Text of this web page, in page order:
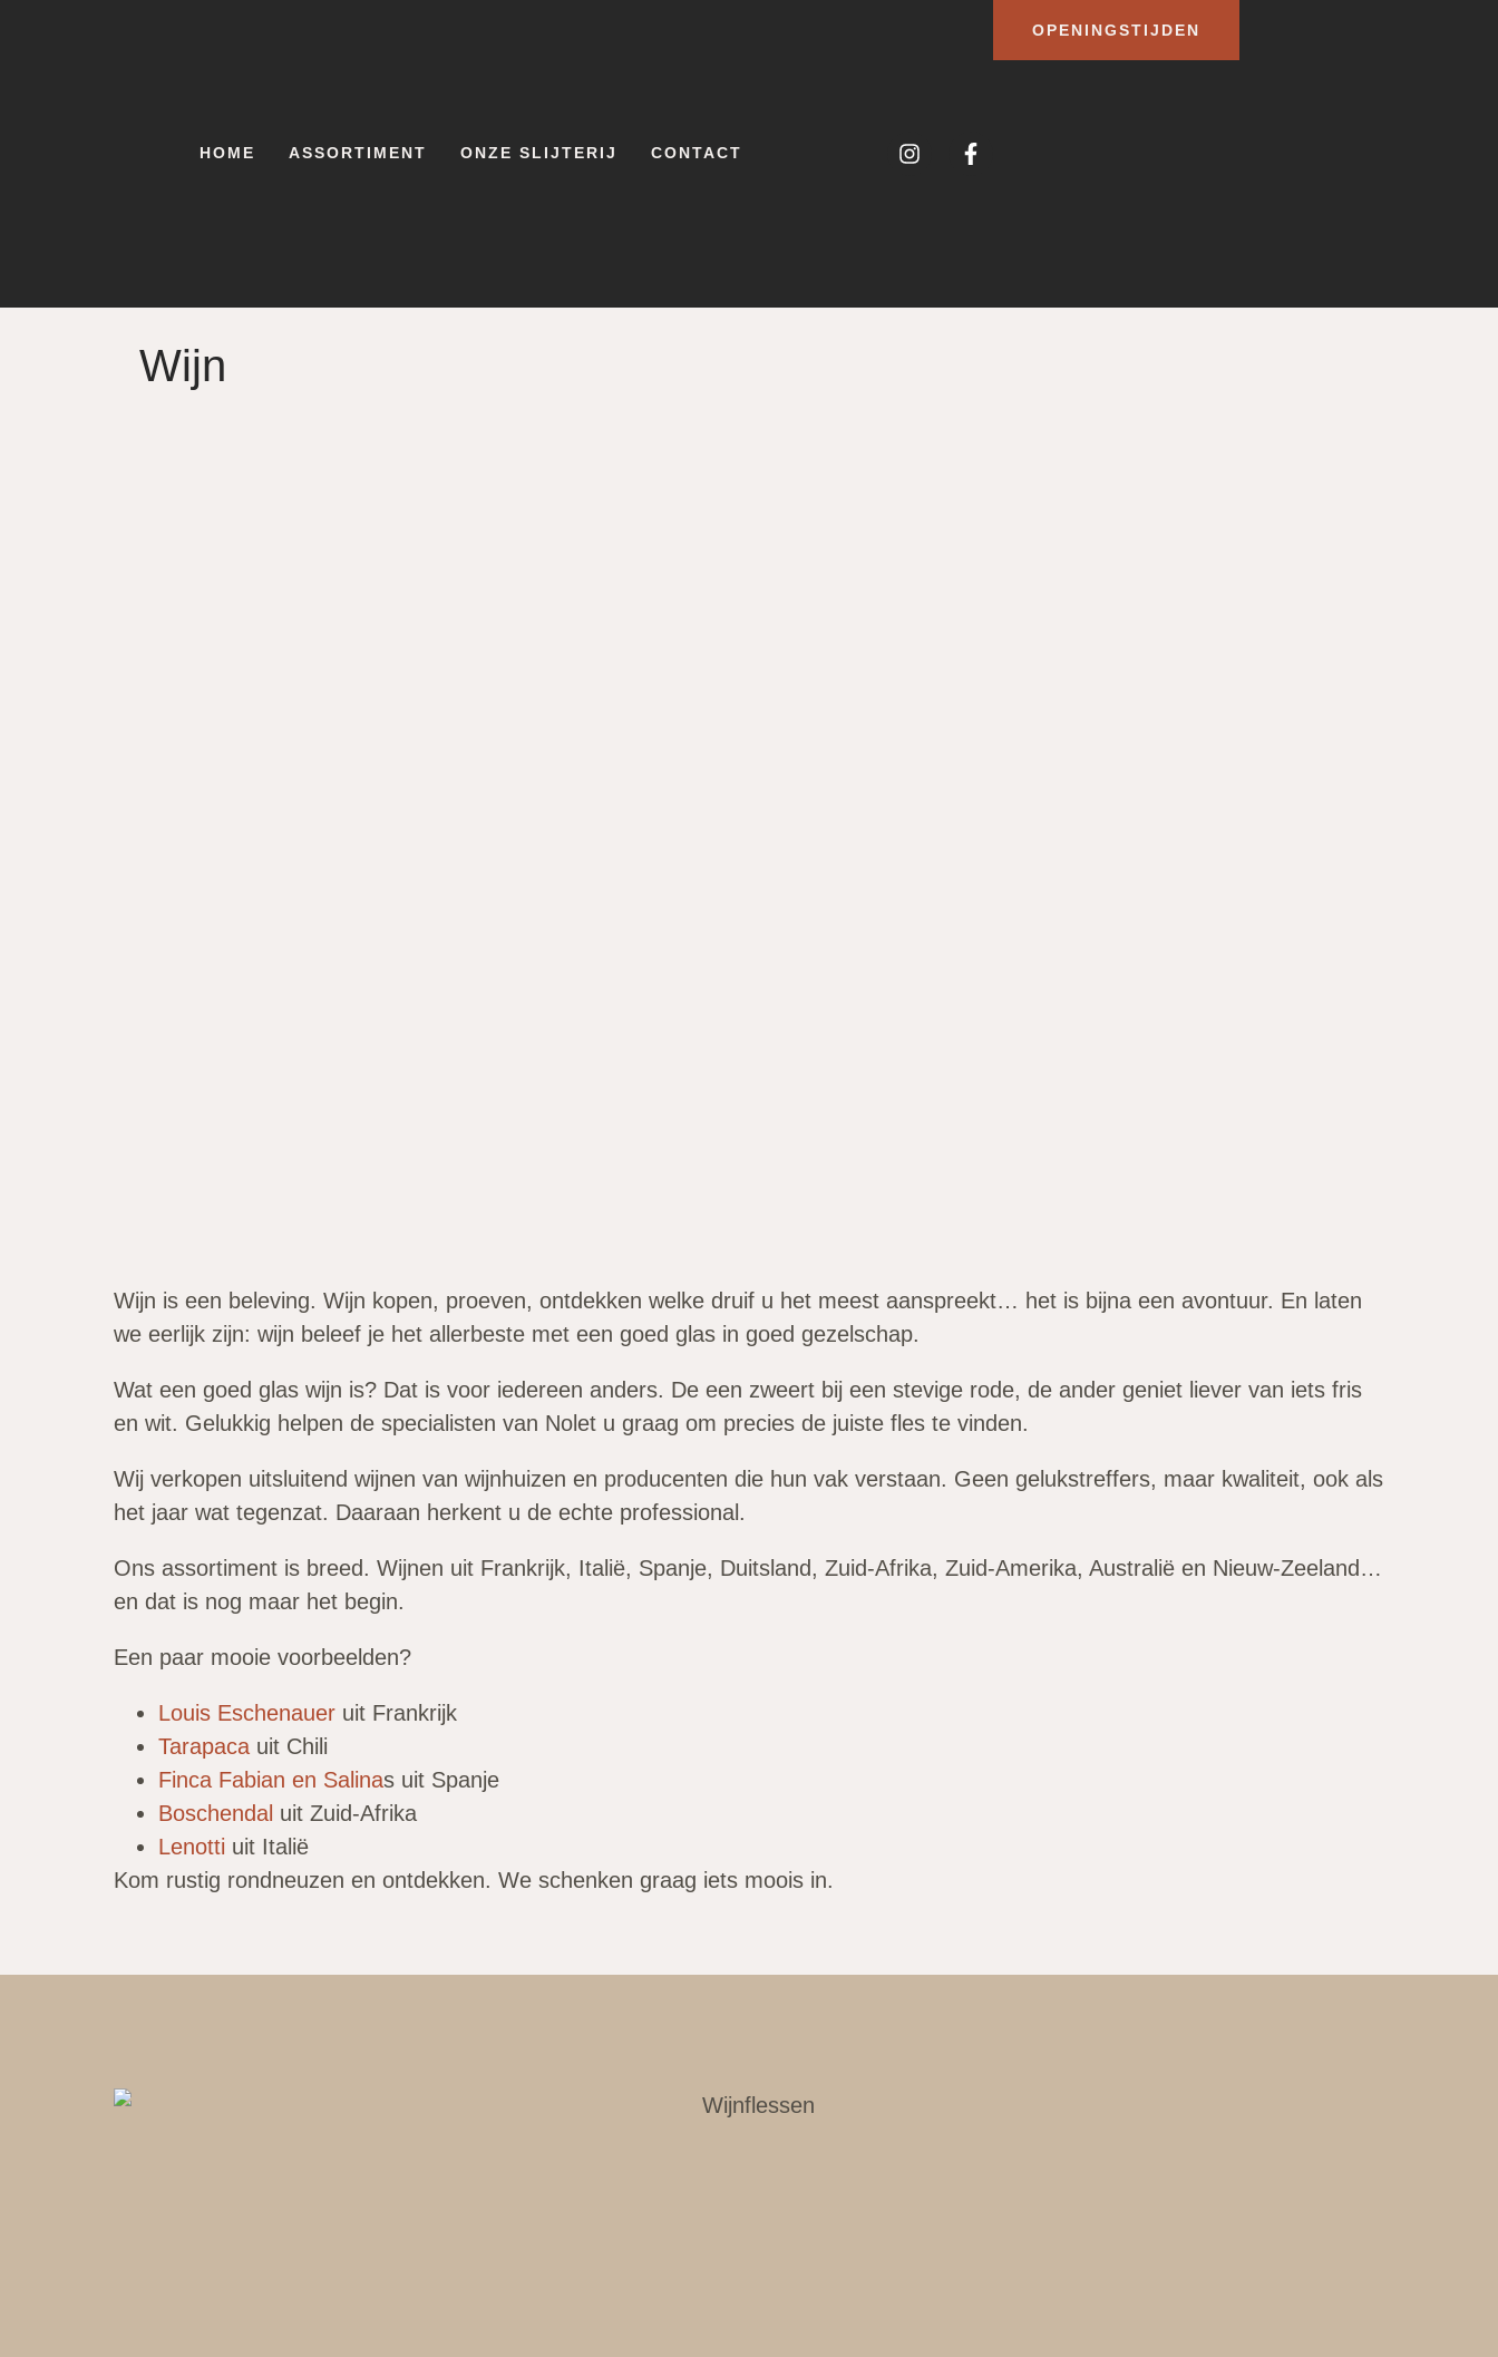
HOME ASSORTIMENT ONZE SLIJTERIJ CONTACT
OPENINGSTIJDEN
Wijn
Wijn is een beleving. Wijn kopen, proeven, ontdekken welke druif u het meest aanspreekt… het is bijna een avontuur. En laten
we eerlijk zijn: wijn beleef je het allerbeste met een goed glas in goed gezelschap.
Wat een goed glas wijn is? Dat is voor iedereen anders. De een zweert bij een stevige rode, de ander geniet liever van iets fris
en wit. Gelukkig helpen de specialisten van Nolet u graag om precies de juiste fles te vinden.
Wij verkopen uitsluitend wijnen van wijnhuizen en producenten die hun vak verstaan. Geen gelukstreffers, maar kwaliteit, ook als
het jaar wat tegenzat. Daaraan herkent u de echte professional.
Ons assortiment is breed. Wijnen uit Frankrijk, Italië, Spanje, Duitsland, Zuid-Afrika, Zuid-Amerika, Australië en Nieuw-Zeeland…
en dat is nog maar het begin.
Een paar mooie voorbeelden?
Louis Eschenauer uit Frankrijk
Tarapaca uit Chili
Finca Fabian en Salinas uit Spanje
Boschendal uit Zuid-Afrika
Lenotti uit Italië
Kom rustig rondneuzen en ontdekken. We schenken graag iets moois in.